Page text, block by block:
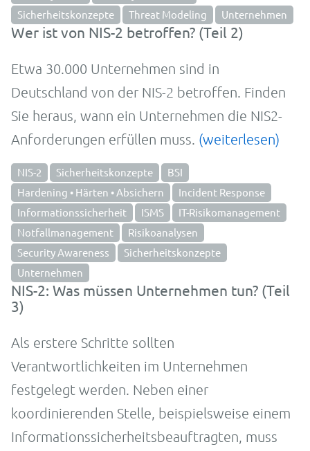
Sicherheitskonzepte
Threat Modeling Unternehmen
Wer ist von NIS-2 betroffen? (Teil 2)
Etwa 30.000 Unternehmen sind in
Deutschland von der NIS-2 betroffen. Finden
Sie heraus, wann ein Unternehmen die NIS2-
Anforderungen erfüllen muss. (weiterlesen)
NIS-2 Sicherheitskonzepte
BSI
Hardening • Härten • Absichern
Incident Response
Informationssicherheit
ISMS
IT-Risikomanagement
Notfallmanagement
Risikoanalysen
Security Awareness
Sicherheitskonzepte
Unternehmen
NIS-2: Was müssen Unternehmen tun? (Teil
3)
Als erstere Schritte sollten
Verantwortlichkeiten im Unternehmen
festgelegt werden. Neben einer
koordinierenden Stelle, beispielsweise einem
Informationssicherheitsbeauftragten, muss